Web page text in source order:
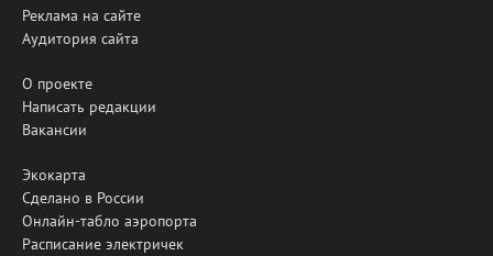
Реклама на сайте
Аудитория сайта
О проекте
Написать редакции
Вакансии
Экокарта
Сделано в России
Онлайн-табло аэропорта
Расписание электричек